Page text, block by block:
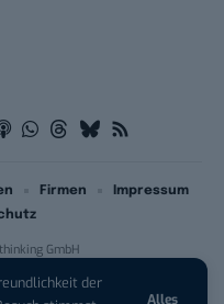
der
Alles
GmbH
Firmen
Impressum
1 € +